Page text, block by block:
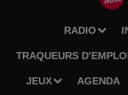
RADIO
TRAQUEURS
JEUX AGENDA